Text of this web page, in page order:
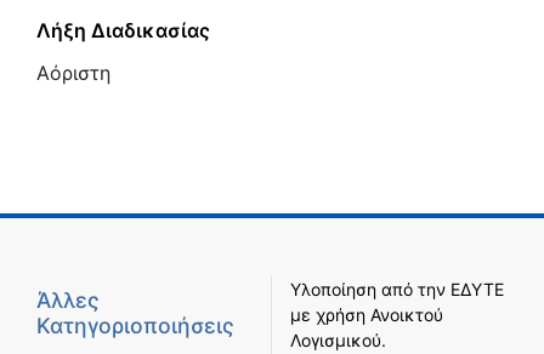
Λήξη Διαδικασίας
Αόριστη
Άλλες
Κατηγοριοποιήσεις
Υλοποίηση από την ΕΔΥΤΕ
με χρήση Ανοικτού
Λογισμικού.